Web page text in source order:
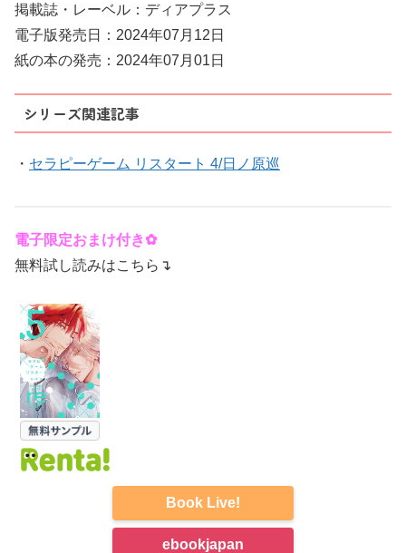
掲載誌・レーベル：ディアプラス
電子版発売日：2024年07月12日
紙の本の発売：2024年07月01日
シリーズ関連記事
・ セラピーゲーム リスタート 4/日ノ原巡
電子限定おまけ付き✿
無料試し読みはこちら↴
Book Live!
ebookjapan